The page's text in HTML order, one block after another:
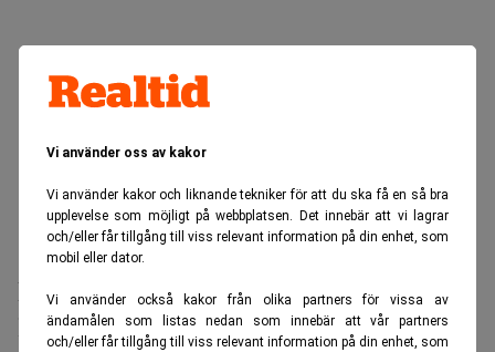
Vi använder oss av kakor
Vi använder kakor och liknande tekniker för att du ska få en så bra
upplevelse som möjligt på webbplatsen. Det innebär att vi lagrar
och/eller får tillgång till viss relevant information på din enhet, som
mobil eller dator.
Vi använder också kakor från olika partners för vissa av
ändamålen som listas nedan som innebär att vår partners
och/eller får tillgång till viss relevant information på din enhet, som
Realtid.se Makro
Microsoft lättar på klimatkraven – tar
hjälp av Big Oil